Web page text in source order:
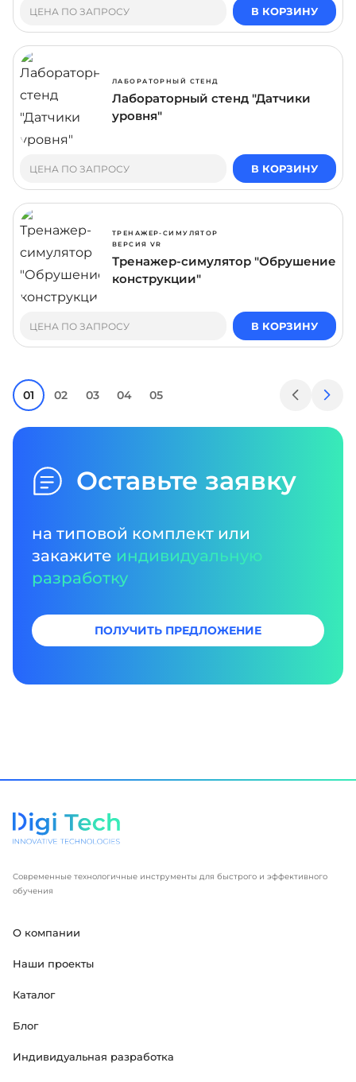
ЦЕНА ПО ЗАПРОСУ В КОРЗИНУ
ЛАБОРАТОРНЫЙ СТЕНД
Лабораторный стенд "Датчики
уровня"
ЦЕНА ПО ЗАПРОСУ В КОРЗИНУ
ТРЕНАЖЕР-СИМУЛЯТОР
ВЕРСИЯ VR
Тренажер-симулятор "Обрушение
конструкции"
ЦЕНА ПО ЗАПРОСУ В КОРЗИНУ
01 02 03 04 05
Оставьте заявку
на типовой комплект или
закажите индивидуальную
разработку
ПОЛУЧИТЬ ПРЕДЛОЖЕНИЕ
Современные технологичные инструменты для быстрого и эффективного
обучения
О компании
Наши проекты
Каталог
Блог
Индивидуальная разработка